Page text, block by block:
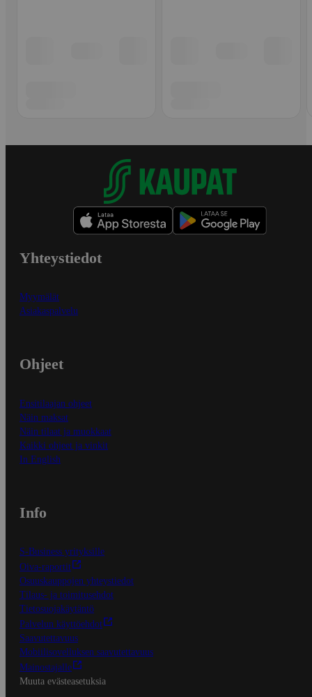
Yhteystiedot
Myymälät
Asiakaspalvelu
Ohjeet
Ensitilaajan ohjeet
Näin maksat
Näin tilaat ja muokkaat
Kaikki ohjeet ja vinkit
In English
Info
S-Business yrityksille
Oiva-raportit
Osuuskauppojen yhteystiedot
Tilaus- ja toimitusehdot
Tietosuojakäytäntö
Palvelun käyttöehdot
Saavutettavuus
Mobiilisovelluksen saavutettavuus
Mainostajalle
Muuta evästeasetuksia